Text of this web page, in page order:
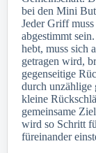
bei den Mini
Jeder Griff
abgestimmt
hebt, muss sich
getragen wird,
gegenseitige
durch unzählige
kleine
gemeinsame
wird so Schritt
füreinander